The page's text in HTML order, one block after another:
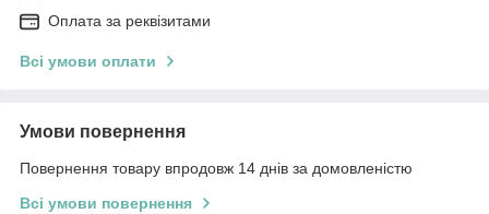
Оплата за реквізитами
Всі умови оплати
Умови повернення
Повернення товару впродовж 14 днів за домовленістю
Всі умови повернення